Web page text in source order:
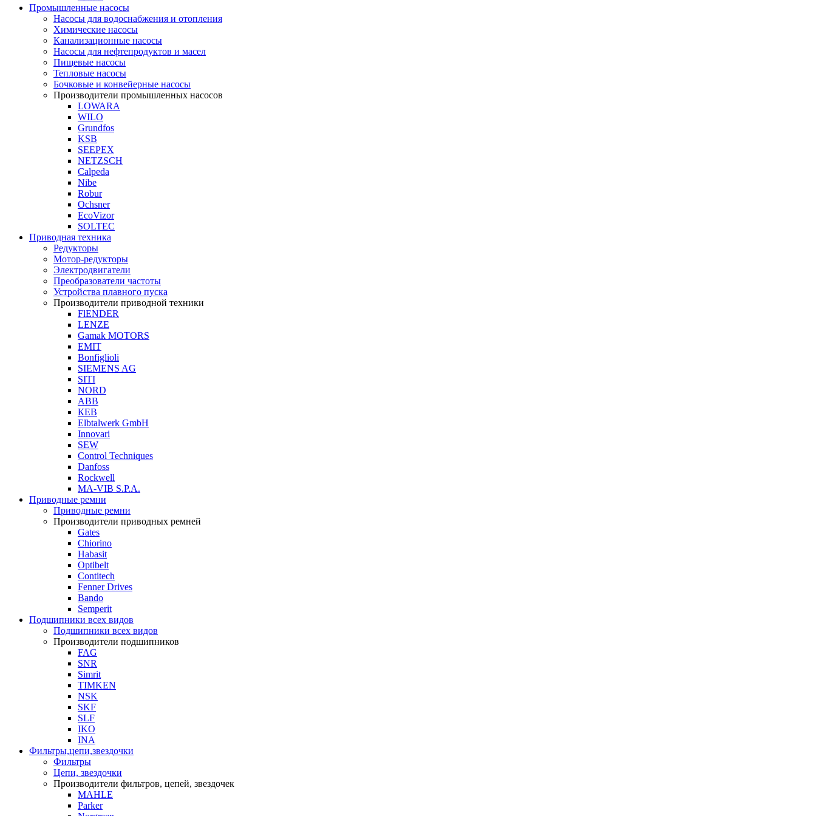
Промышленные насосы
Насосы для водоснабжения и отопления
Химические насосы
Канализационные насосы
Насосы для нефтепродуктов и масел
Пищевые насосы
Тепловые насосы
Бочковые и конвейерные насосы
Производители промышленных насосов
LOWARA
WILO
Grundfos
KSB
SEEPEX
NETZSCH
Сalpeda
Nibe
Robur
Ochsner
EcoVizor
SOLTEC
Приводная техника
Редукторы
Мотор-редукторы
Электродвигатели
Преобразователи частоты
Устройства плавного пуска
Производители приводной техники
FlENDER
LENZE
Gamak MOTORS
EMIT
Bonfiglioli
SIEMENS AG
SITI
NORD
ABB
КЕВ
Elbtalwerk GmbH
Innovari
SEW
Control Techniques
Danfoss
Rockwell
MA-VIB S.P.A.
Приводные ремни
Приводные ремни
Производители приводных ремней
Gates
Chiorino
Habasit
Optibelt
Contitech
Fenner Drives
Bando
Semperit
Подшипники всех видов
Подшипники всех видов
Производители подшипников
FAG
SNR
Simrit
TIMKEN
NSK
SKF
SLF
IKO
INA
Фильтры,цепи,звездочки
Фильтры
Цепи, звездочки
Производители фильтров, цепей, звездочек
MAHLE
Parker